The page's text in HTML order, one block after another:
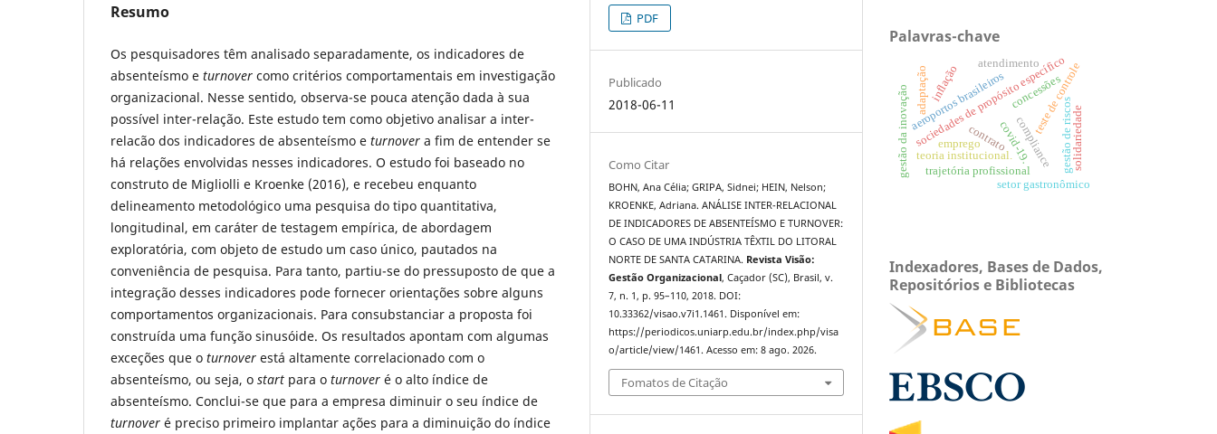
Resumo
Os pesquisadores têm analisado separadamente, os indicadores de
absenteísmo e turnover como critérios comportamentais em investigação
organizacional. Nesse sentido, observa-se pouca atenção dada à sua
possível inter-relação. Este estudo tem como objetivo analisar a inter-
relacão dos indicadores de absenteísmo e turnover a fim de entender se
há relações envolvidas nesses indicadores. O estudo foi baseado no
construto de Migliolli e Kroenke (2016), e recebeu enquanto
delineamento metodológico uma pesquisa do tipo quantitativa,
longitudinal, em caráter de testagem empírica, de abordagem
exploratória, com objeto de estudo um caso único, pautados na
conveniência de pesquisa. Para tanto, partiu-se do pressuposto de que a
integração desses indicadores pode fornecer orientações sobre alguns
comportamentos organizacionais. Para consubstanciar a proposta foi
construída uma função sinusóide. Os resultados apontam com algumas
exceções que o turnover está altamente correlacionado com o
absenteísmo, ou seja, o start para o turnover é o alto índice de
absenteísmo. Conclui-se que para a empresa diminuir o seu índice de
turnover é preciso primeiro implantar ações para a diminuição do índice
PDF
Publicado
2018-06-11
Como Citar
BOHN, Ana Célia; GRIPA, Sidnei; HEIN, Nelson;
KROENKE, Adriana. ANÁLISE INTER-RELACIONAL
DE INDICADORES DE ABSENTEÍSMO E TURNOVER:
O CASO DE UMA INDÚSTRIA TÊXTIL DO LITORAL
NORTE DE SANTA CATARINA. Revista Visão:
Gestão Organizacional, Caçador (SC), Brasil, v.
7, n. 1, p. 95–110, 2018. DOI:
10.33362/visao.v7i1.1461. Disponível em:
https://periodicos.uniarp.edu.br/index.php/visa
o/article/view/1461. Acesso em: 8 ago. 2026.
Fomatos de Citação
Palavras-chave
covid-19.
concessões
sociedades de propósito específico
aeroportos brasileiros
teoria institucional.
teste de controle
gestão de riscos
compliance
gestão da inovação
setor gastronômico
adaptação
atendimento
trajetória profissional solidariedade
empregocontrato
inflação
Indexadores, Bases de Dados,
Repositórios e Bibliotecas